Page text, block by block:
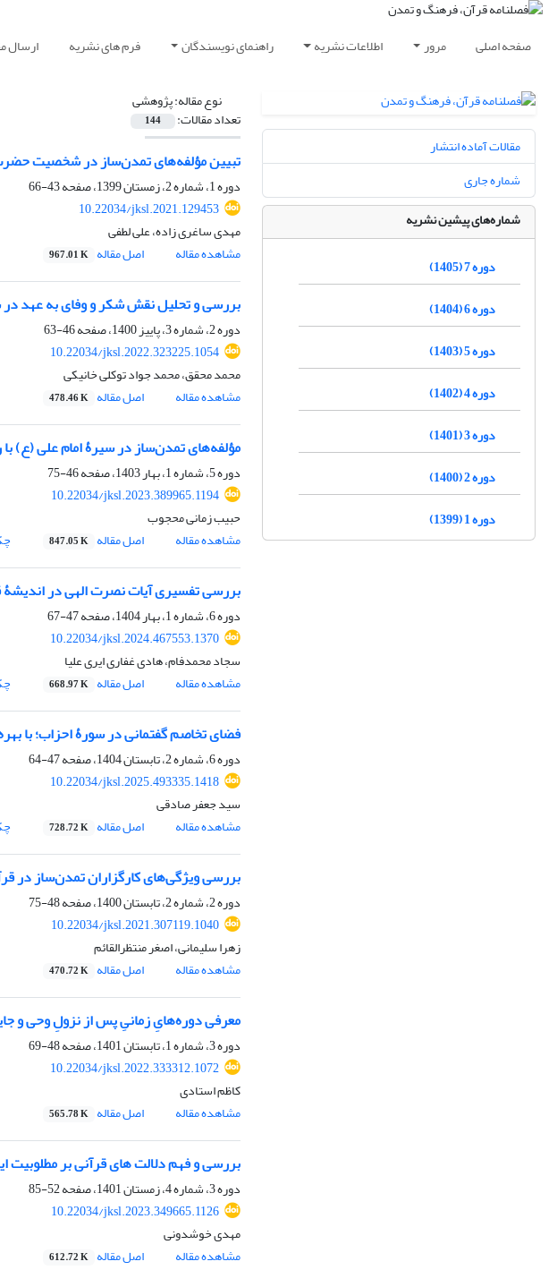
صفحه اصلی مرور اطلاعات نشریه راهنمای نویسندگان فرم های نشریه ارسال
نوع مقاله:پژوهشی
تعداد مقالات: 144
تبیین مؤلفه‌های تمدن‌ساز در شخصیت
دوره 1، شماره 2، زمستان 1399، صفحه
43-66
10.22034/jksl.2021.129453
مهدی ساغری زاده، علی لطفی
مشاهده مقاله
اصل مقاله 967.01 K
بررسی و تحلیل نقش شکر و وفای به عهد
دوره 2، شماره 3، پاییز 1400، صفحه
46-63
10.22034/jksl.2022.323225.1054
محمد محقق، محمد جواد توکلی خانیکی
مشاهده مقاله
اصل مقاله 478.46 K
مؤلفه‌های تمدن‌ساز در سیرۀ امام علی (ع)
دوره 5، شماره 1، بهار 1403، صفحه
46-75
10.22034/jksl.2023.389965.1194
حبیب زمانی محجوب
مشاهده مقاله
اصل مقاله 847.05 K
بررسی تفسیری آیات نصرت الهی در اندیشۀ
دوره 6، شماره 1، بهار 1404، صفحه
47-67
10.22034/jksl.2024.467553.1370
سجاد محمدفام، هادی غفاری ایری علیا
مشاهده مقاله
اصل مقاله 668.97 K
فضای تخاصم گفتمانی در سورۀ احزاب؛ با
دوره 6، شماره 2، تابستان 1404، صفحه
47-64
10.22034/jksl.2025.493335.1418
سید جعفر صادقی
مشاهده مقاله
اصل مقاله 728.72 K
بررسی ویژگی‌های کارگزاران تمدن‌ساز در
دوره 2، شماره 2، تابستان 1400، صفحه
48-75
10.22034/jksl.2021.307119.1040
زهرا سلیمانی، اصغر منتظرالقائم
مشاهده مقاله
اصل مقاله 470.72 K
معرفی دوره‌هایِ زمانیِ پس از نزولِ وحی و
دوره 3، شماره 1، تابستان 1401، صفحه
48-69
10.22034/jksl.2022.333312.1072
کاظم استادی
مشاهده مقاله
اصل مقاله 565.78 K
بررسی و فهم دلالت های قرآنی بر مطلوبیت
دوره 3، شماره 4، زمستان 1401، صفحه
52-85
10.22034/jksl.2023.349665.1126
مهدی خوشدونی
مشاهده مقاله
اصل مقاله 612.72 K
مقالات آماده انتشار
شماره جاری
شماره‌های پیشین نشریه
دوره 7 (1405)
دوره 6 (1404)
دوره 5 (1403)
دوره 4 (1402)
دوره 3 (1401)
دوره 2 (1400)
دوره 1 (1399)